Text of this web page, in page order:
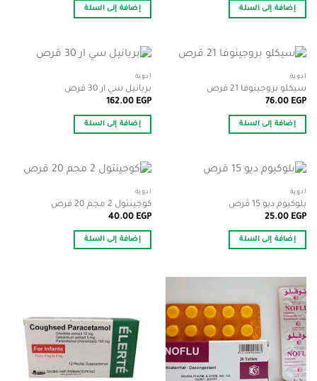
إضافة إلى السلة إضافة إلى السلة
أدوية
سيكلو بروجينوفا 21 قرص
76.00 EGP
إضافة إلى السلة
أدوية
بريانيل سي ار 30 قرص
162.00 EGP
إضافة إلى السلة
أدوية
بلوكيوم ديو 15 قرص
25.00 EGP
إضافة إلى السلة
أدوية
كوجينتول 2 مجم 20 قرص
40.00 EGP
إضافة إلى السلة